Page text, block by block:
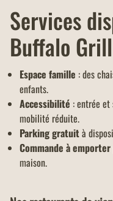
Services
Buffalo
Espace famille : des
enfants.
Accessibilité : entrée et
mobilité réduite.
Parking gratuità
Commande à emporter
maison.